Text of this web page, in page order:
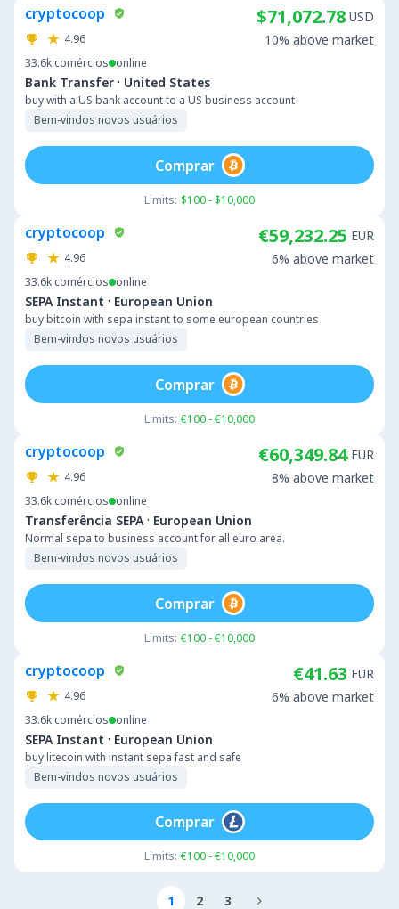
cryptocoop
4.96
33.6k comércios online
Bank Transfer · United States
buy with a US bank account to a US business account
Bem-vindos novos usuários
$71,072.78 USD
10% above market
Limits: $100 - $10,000
Comprar
cryptocoop
4.96
33.6k comércios online
SEPA Instant · European Union
buy bitcoin with sepa instant to some european countries
Bem-vindos novos usuários
€59,232.25 EUR
6% above market
Limits: €100 - €10,000
Comprar
cryptocoop
4.96
33.6k comércios online
Transferência SEPA · European Union
Normal sepa to business account for all euro area.
Bem-vindos novos usuários
€60,349.84 EUR
8% above market
Limits: €100 - €10,000
Comprar
cryptocoop
4.96
33.6k comércios online
SEPA Instant · European Union
buy litecoin with instant sepa fast and safe
Bem-vindos novos usuários
€41.63 EUR
6% above market
Limits: €100 - €10,000
Comprar
1 2 3 